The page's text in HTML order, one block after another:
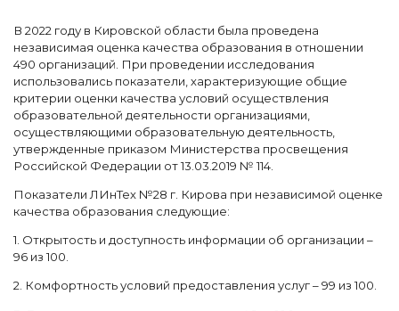
В 2022 году в Кировской области была проведена
независимая оценка качества образования в отношении
490 организаций. При проведении исследования
использовались показатели, характеризующие общие
критерии оценки качества условий осуществления
образовательной деятельности организациями,
осуществляющими образовательную деятельность,
утвержденные приказом Министерства просвещения
Российской Федерации от 13.03.2019 № 114.
Показатели ЛИнТех №28 г. Кирова при независимой оценке
качества образования следующие:
1. Открытость и доступность информации об организации –
96 из 100.
2. Комфортность условий предоставления услуг – 99 из 100.